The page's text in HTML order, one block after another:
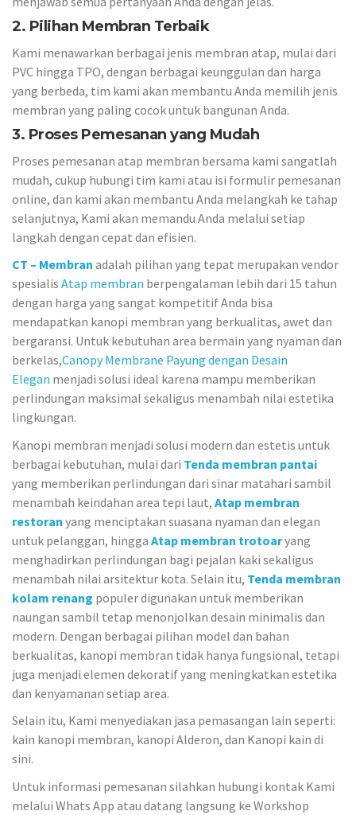
2. Pilihan Membran Terbaik
Kami menawarkan berbagai jenis membran atap, mulai dari
PVC hingga TPO, dengan berbagai keunggulan dan harga
yang berbeda, tim kami akan membantu Anda memilih jenis
membran yang paling cocok untuk bangunan Anda.
3. Proses Pemesanan yang Mudah
Proses pemesanan atap membran bersama kami sangatlah
mudah, cukup hubungi tim kami atau isi formulir pemesanan
online, dan kami akan membantu Anda melangkah ke tahap
selanjutnya, Kami akan memandu Anda melalui setiap
langkah dengan cepat dan efisien.
CT – Membran adalah pilihan yang tepat merupakan vendor
spesialis Atap membran berpengalaman lebih dari 15 tahun
dengan harga yang sangat kompetitif Anda bisa
mendapatkan kanopi membran yang berkualitas, awet dan
bergaransi. Untuk kebutuhan area bermain yang nyaman dan
berkelas,Canopy Membrane Payung dengan Desain
Elegan menjadi solusi ideal karena mampu memberikan
perlindungan maksimal sekaligus menambah nilai estetika
lingkungan.
Kanopi membran menjadi solusi modern dan estetis untuk
berbagai kebutuhan, mulai dari Tenda membran pantai
yang memberikan perlindungan dari sinar matahari sambil
menambah keindahan area tepi laut, Atap membran
restoran yang menciptakan suasana nyaman dan elegan
untuk pelanggan, hingga Atap membran trotoaryang
menghadirkan perlindungan bagi pejalan kaki sekaligus
menambah nilai arsitektur kota. Selain itu, Tenda membran
kolam renang populer digunakan untuk memberikan
naungan sambil tetap menonjolkan desain minimalis dan
modern. Dengan berbagai pilihan model dan bahan
berkualitas, kanopi membran tidak hanya fungsional, tetapi
juga menjadi elemen dekoratif yang meningkatkan estetika
dan kenyamanan setiap area.
Selain itu, Kami menyediakan jasa pemasangan lain seperti:
kain kanopi membran, kanopi Alderon, dan Kanopi kain di
sini.
Untuk informasi pemesanan silahkan hubungi kontak Kami
melalui Whats App atau datang langsung ke Workshop